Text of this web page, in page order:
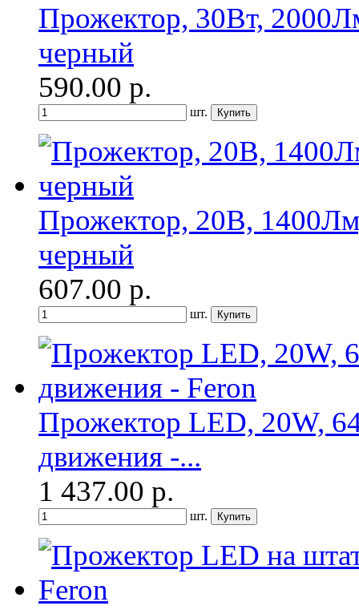
Прожектор, 30Вт,
черный
590.00 р.
шт.
Прожектор, 20В,
черный
607.00 р.
шт.
Прожектор LED, 20W,
движения -...
1 437.00 р.
шт.